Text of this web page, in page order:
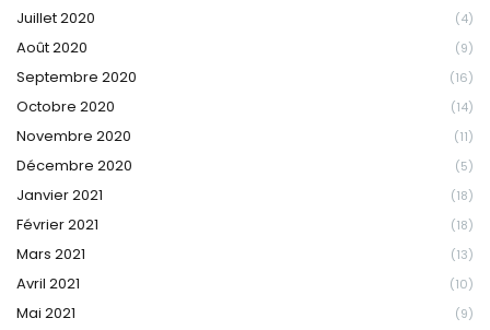
Juillet 2020 (4)
Août 2020 (9)
Septembre 2020 (16)
Octobre 2020 (14)
Novembre 2020 (11)
Décembre 2020 (5)
Janvier 2021 (18)
Février 2021 (18)
Mars 2021 (13)
Avril 2021 (10)
Mai 2021 (9)